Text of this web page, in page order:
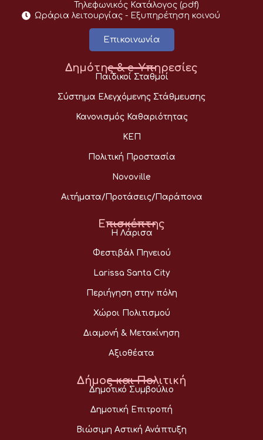
Τηλεφωνικός Κατάλογος (pdf)
Ωράρια λειτουργίας - Eξυπηρέτηση κοινού
Επικοινωνία
Δημότης & e-Υπηρεσίες
Παιδικοί Σταθμοί
Σύστημα Ελεγχόμενης Στάθμευσης
Κανονισμός Καθαριότητας
ΚΕΠ
Πολιτική Προστασία
Novoville
Αιτήματα/Προτάσεις/Παράπονα
Επισκέπτης
Η Λάρισα
Φεστιβάλ Πηνειού
Larissa Santa City
Περιήγηση στην πόλη
Χώροι Πολιτισμού
Διαμονή & Μετακίνηση
Αξιοθέατα
Δήμος και Πολιτική
Δημοτικό Συμβούλιο
Δημοτική Επιτροπή
Βιώσιμη Αστική Ανάπτυξη